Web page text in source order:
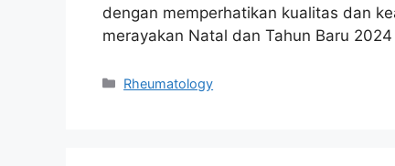
dengan memperhatikan kualitas dan
merayakan Natal dan Tahun Baru
Kategori
Rheumatology